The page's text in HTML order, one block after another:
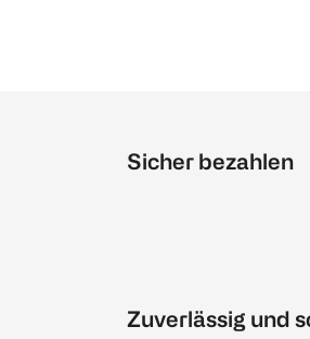
Sicher bezahlen
Zuverlässig und